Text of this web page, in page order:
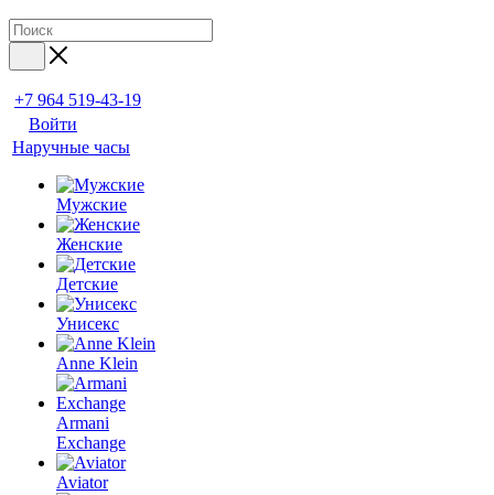
+7 964 519-43-19
Войти
Наручные часы
Мужские
Женские
Детские
Унисекс
Anne Klein
Armani
Exchange
Aviator